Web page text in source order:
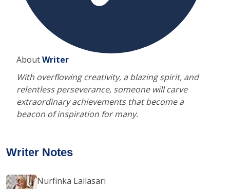
AboutWriter
With overflowing creativity, a blazing spirit, and
relentless perseverance, someone will carve
extraordinary achievements that become a
beacon of inspiration for many.
Writer Notes
Nurfinka Lailasari